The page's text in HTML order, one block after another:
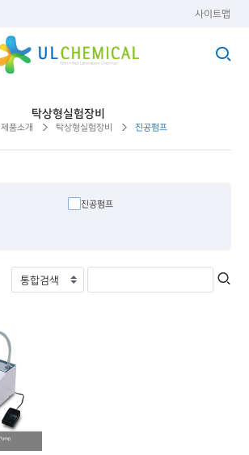
사이트맵
탁상형실험장비
제품소개 탁상형실험장비 진공펌프
진공펌프